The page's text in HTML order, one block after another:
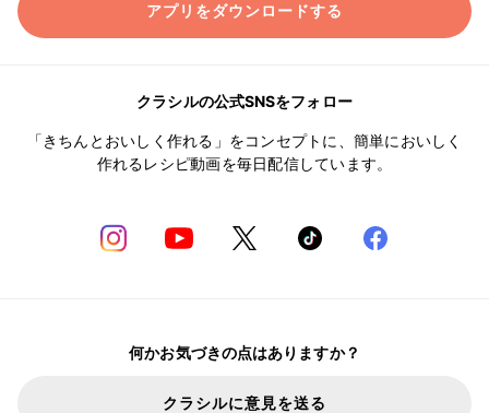
アプリをダウンロードする
クラシルの公式SNSをフォロー
「きちんとおいしく作れる」をコンセプトに、簡単においしく
作れるレシピ動画を毎日配信しています。
何かお気づきの点はありますか？
クラシルに意見を送る